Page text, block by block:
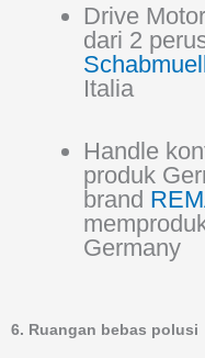
Drive
dari 2
Italia
Handle
produk
brand
Germany
6. Ruangan bebas polusi